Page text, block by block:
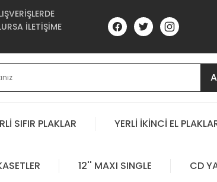
İLETİŞİME
SIFIR PLAKLAR YERLİ İKİNCİ EL
12'' MAXI SINGLE CD